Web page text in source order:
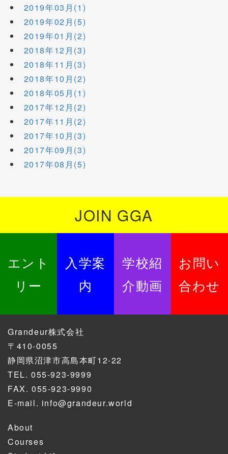
2019年03月(1)
2019年02月(5)
2019年01月(2)
2018年12月(3)
2018年11月(3)
2018年10月(2)
2018年05月(1)
2017年12月(2)
2017年11月(2)
2017年10月(3)
2017年09月(3)
2017年08月(5)
JOIN GGA
エント
リー
入学案
内
学校紹
介動画
お問い
合わせ
Grandeur株式会社
〒410-0055
静岡県沼津市高島本町12-22
TEL. 055-923-9999
FAX. 055-923-9990
E-mail. info@grandeur.world
About
Courses